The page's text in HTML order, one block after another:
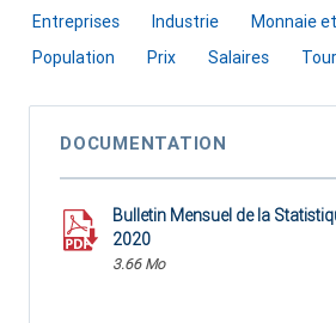
Entreprises
Industrie
Monnaie
Population
Prix Salaires
DOCUMENTATION
Bulletin Mensuel de la
2020
3.66 Mo